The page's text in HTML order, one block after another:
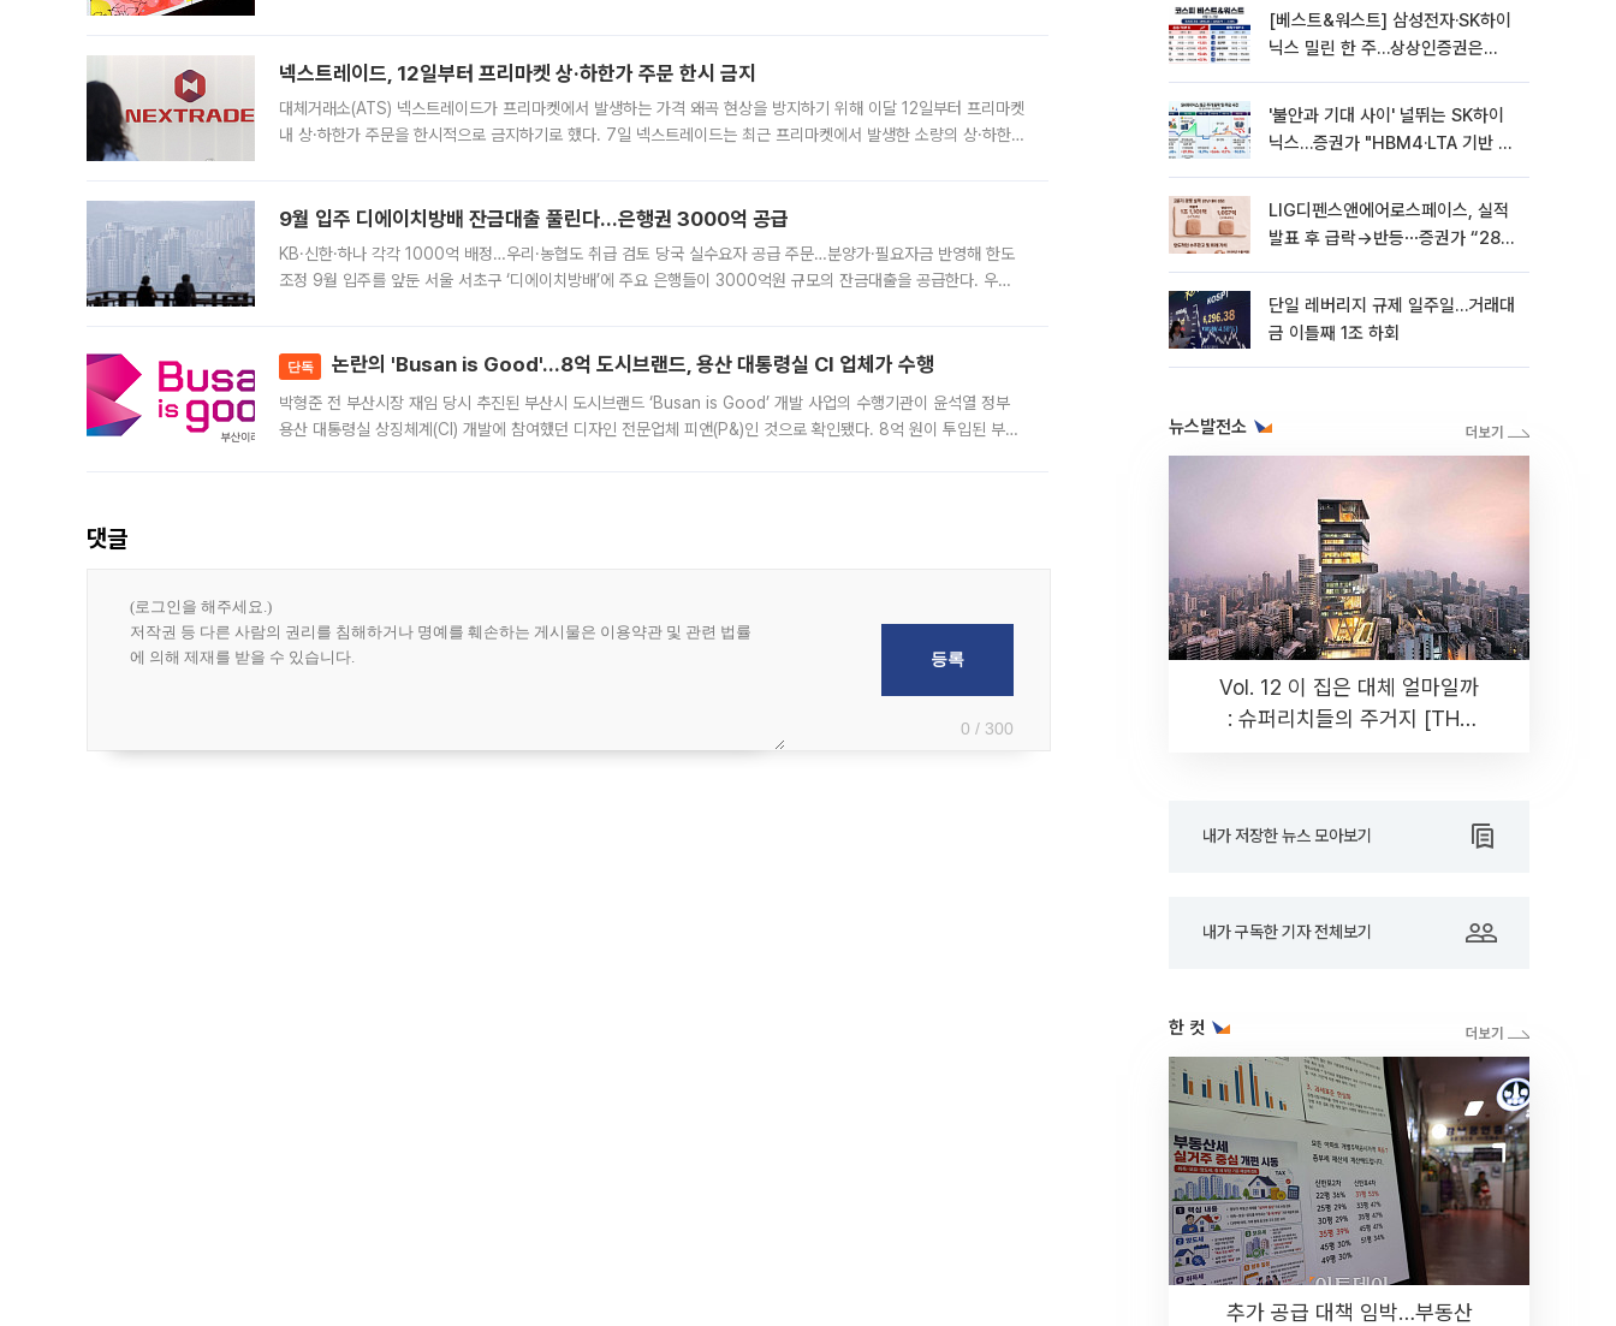
넥스트레이드, 12일부터 프리마켓 상·하한가 주문 한시 금지
대체거래소(ATS) 넥스트레이드가 프리마켓에서 발생하는 가격 왜곡 현상을 방지하기 위해 이달 12일부터 프리마켓
내 상·하한가 주문을 한시적으로 금지하기로 했다. 7일 넥스트레이드는 최근 프리마켓에서 발생한 소량의 상·하한
9월 입주 디에이치방배 잔금대출 풀린다…은행권 3000억 공급
KB·신한·하나 각각 1000억 배정…우리·농협도 취급 검토 당국 실수요자 공급 주문…분양가·필요자금 반영해 한도
조정 9월 입주를 앞둔 서울 서초구 ‘디에이치방배’에 주요 은행들이 3000억원 규모의 잔금대출을 공급한다. 우리
단독 논란의 'Busan is Good'…8억 도시브랜드, 용산 대통령실 CI 업체가 수행
박형준 전 부산시장 재임 당시 추진된 부산시 도시브랜드 ‘Busan is Good’ 개발 사업의 수행기관이 윤석열 정부
용산 대통령실 상징체계(CI) 개발에 참여했던 디자인 전문업체 피앤(P&)인 것으로 확인됐다. 8억 원이 투입된 부산
댓글
0 / 300
[베스트&워스트] 삼성전자·SK하이
닉스 밀린 한 주…상상인증권은
'불안과 기대 사이' 널뛰는 SK하이
닉스…증권가 "HBM4·LTA 기반 펀
LIG디펜스앤에어로스페이스, 실적
발표 후 급락→반등⋯증권가 “28년
단일 레버리지 규제 일주일…거래대
금 이틀째 1조 하회
뉴스발전소
Vol. 12 이 집은 대체 얼마일까
: 슈퍼리치들의 주거지 [THE
내가 저장한 뉴스 모아보기
내가 구독한 기자 전체보기
한 컷
추가 공급 대책 임박…부동산